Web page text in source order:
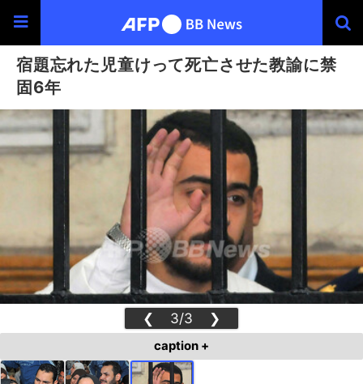
宿題忘れた児童けって死亡させた教諭に禁
固6年
❮ 3/3 ❯
caption +